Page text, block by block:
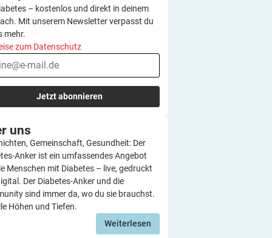
– kostenlos und direkt in deinem
Mit unserem Newsletter verpasst du
mehr.
zum Datenschutz
Jetzt abonnieren
uns
Gemeinschaft, Gesundheit: Der
Anker ist ein umfassendes Angebot
Menschen mit Diabetes – live, gedruckt
Der Diabetes-Anker und die
sind immer da, wo du sie brauchst.
Höhen und Tiefen.
Weiterlesen